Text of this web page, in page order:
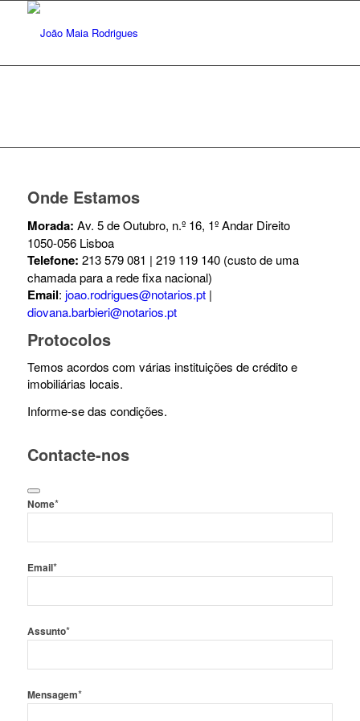
Onde Estamos
Morada: Av. 5 de Outubro, n.º 16, 1º Andar Direito
1050-056 Lisboa
Telefone: 213 579 081 | 219 119 140 (custo de uma
chamada para a rede fixa nacional)
Email: joao.rodrigues@notarios.pt|
diovana.barbieri@notarios.pt
Protocolos
Temos acordos com várias instituições de crédito e
imobiliárias locais.
Informe-se das condições.
Contacte-nos
Nome*
Email*
Assunto*
Mensagem*